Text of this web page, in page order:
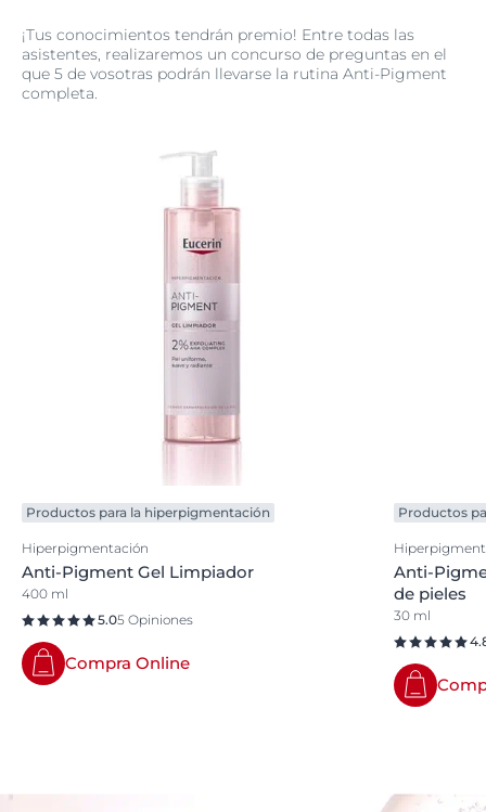
¡Tus conocimientos tendrán premio! Entre todas las
asistentes, realizaremos un concurso de preguntas en el
que 5 de vosotras podrán llevarse la rutina Anti-Pigment
completa.
Productos para la hiperpigmentación
Hiperpigmentación
Anti-Pigment Gel Limpiador
400 ml
5.05 Opiniones
Compra Online
Productos
Anti-
de pieles
30 ml